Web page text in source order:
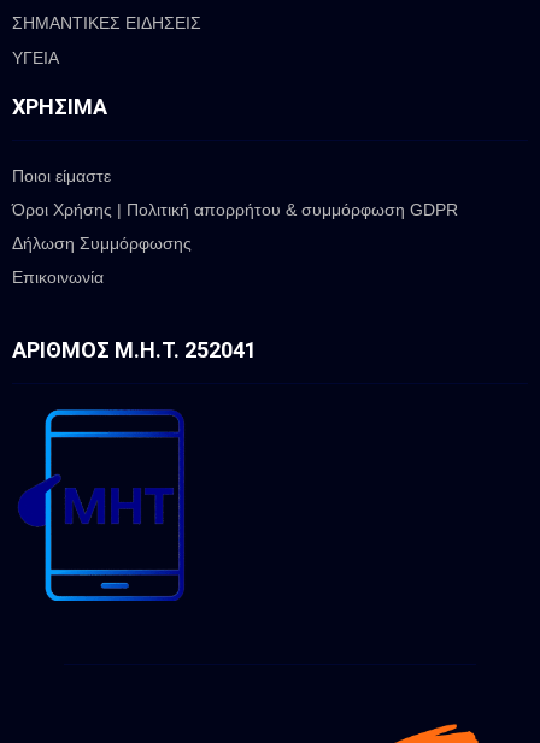
ΣΗΜΑΝΤΙΚΕΣ ΕΙΔΗΣΕΙΣ
ΥΓΕΙΑ
ΧΡΉΣΙΜΑ
Ποιοι είμαστε
Όροι Χρήσης | Πολιτική απορρήτου & συμμόρφωση GDPR
Δήλωση Συμμόρφωσης
Επικοινωνία
ΑΡΙΘΜΌΣ Μ.Η.Τ. 252041